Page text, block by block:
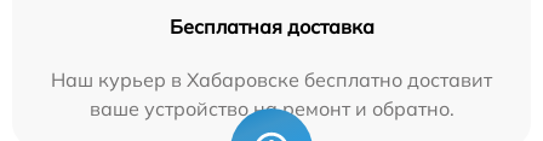
Бесплатная доставка
Наш курьер в Хабаровске бесплатно доставит
ваше устройство на ремонт и обратно.